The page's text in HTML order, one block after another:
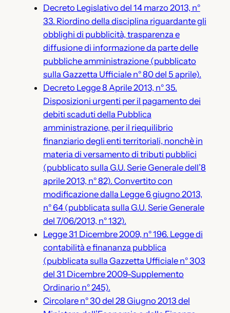
Decreto Legislativo del 14 marzo 2013, n°
33. Riordino della disciplina riguardante gli
obblighi di pubblicità, trasparenza e
diffusione di informazione da parte delle
pubbliche amministrazione (pubblicato
sulla Gazzetta Ufficiale n° 80 del 5 aprile).
Decreto Legge 8 Aprile 2013, n° 35.
Disposizioni urgenti per il pagamento dei
debiti scaduti della Pubblica
amministrazione, per il riequilibrio
finanziario degli enti territoriali, nonchè in
materia di versamento di tributi pubblici
(pubblicato sulla G.U. Serie Generale dell’8
aprile 2013, n° 82). Convertito con
modificazione dalla Legge 6 giugno 2013,
n° 64 (pubblicata sulla G.U. Serie Generale
del 7/06/2013, n° 132).
Legge 31 Dicembre 2009, n° 196. Legge di
contabilità e finananza pubblica
(pubblicata sulla Gazzetta Ufficiale n° 303
del 31 Dicembre 2009-Supplemento
Ordinario n° 245).
Circolare n° 30 del 28 Giugno 2013 del